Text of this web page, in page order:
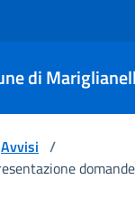
di
Avvisi /